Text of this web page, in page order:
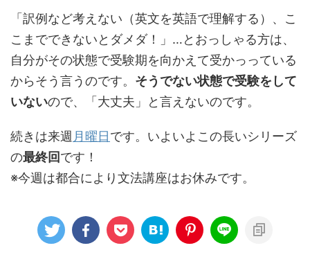
「訳例など考えない（英文を英語で理解する）、こ
こまでできないとダメダ！」…とおっしゃる方は、
自分がその状態で受験期を向かえて受かっっている
からそう言うのです。 そうでない状態で受験をして
いないので、「大丈夫」と言えないのです。
続きは来週 月曜日です。いよいよこの長いシリーズ
の最終回です！
※今週は都合により文法講座はお休みです。